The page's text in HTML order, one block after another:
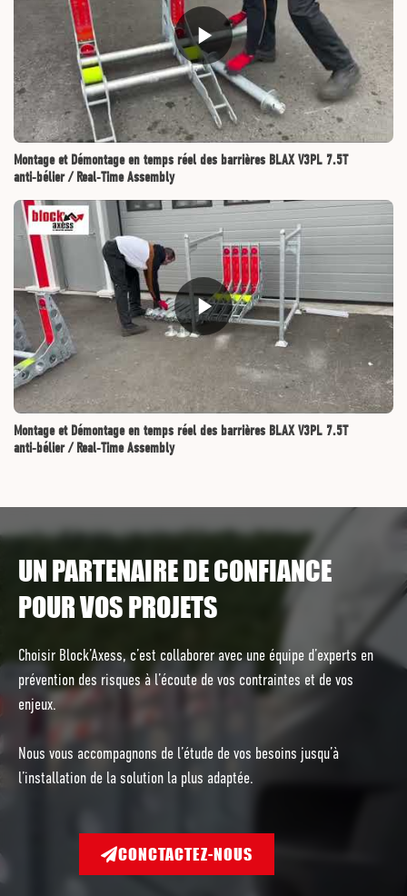
Montage et Démontage en temps réel des barrières BLAX V3PL 7.5T
anti‑bélier / Real‑Time Assembly
Montage et Démontage en temps réel des barrières BLAX V3PL 7.5T
anti‑bélier / Real‑Time Assembly
UN PARTENAIRE DE CONFIANCE
POUR VOS PROJETS
Choisir Block’Axess, c’est collaborer avec une équipe d’experts en
prévention des risques à l’écoute de vos contraintes et de vos
enjeux.
Nous vous accompagnons de l’étude de vos besoins jusqu’à
l’installation de la solution la plus adaptée.
CONCTACTEZ-NOUS